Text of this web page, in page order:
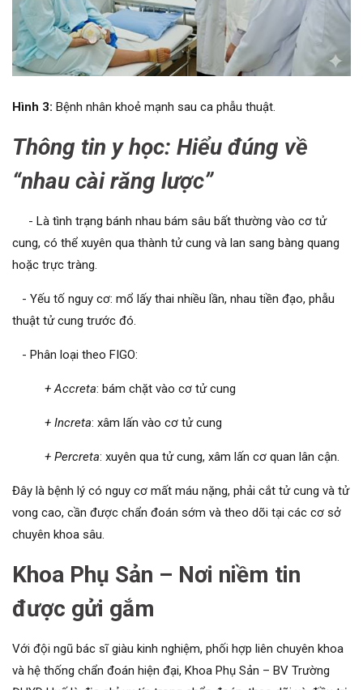
Hình 3: Bệnh nhân khoẻ mạnh sau ca phẫu thuật.
Thông tin y học: Hiểu đúng về
“nhau cài răng lược”
- Là tình trạng bánh nhau bám sâu bất thường vào cơ tử
cung, có thể xuyên qua thành tử cung và lan sang bàng quang
hoặc trực tràng.
- Yếu tố nguy cơ: mổ lấy thai nhiều lần, nhau tiền đạo, phẫu
thuật tử cung trước đó.
- Phân loại theo FIGO:
+ Accreta: bám chặt vào cơ tử cung
+ Increta: xâm lấn vào cơ tử cung
+ Percreta: xuyên qua tử cung, xâm lấn cơ quan lân cận.
Đây là bệnh lý có nguy cơ mất máu nặng, phải cắt tử cung và tử
vong cao, cần được chẩn đoán sớm và theo dõi tại các cơ sở
chuyên khoa sâu.
Khoa Phụ Sản – Nơi niềm tin
được gửi gắm
Với đội ngũ bác sĩ giàu kinh nghiệm, phối hợp liên chuyên khoa
và hệ thống chẩn đoán hiện đại, Khoa Phụ Sản – BV Trường